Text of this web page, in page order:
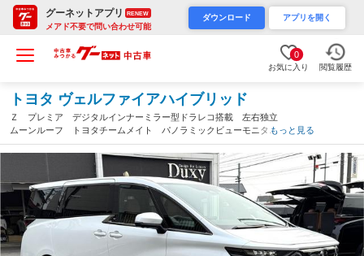
グーネットアプリ RENEW
メアド不要で問い合わせ可能
ダウンロード アプリを開く
0
お気に入り 閲覧履歴
トヨタ ヴェルファイアハイブリッド
Ｚ プレミア デジタルインナーミラー型ドラレコ搭載 左右独立
ムーンルーフ トヨタチームメイト パノラミックビューモニタ
ー アドバンストパーク ヘッドアップカラーディスプレイ フル
セグＴＶ ２．９％（愛知県）
もっと見る